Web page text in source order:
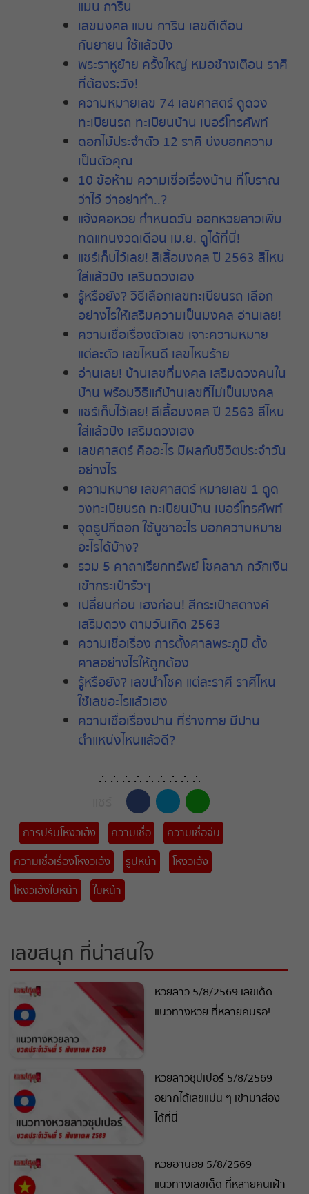
แมน การิน
เลขมงคล แมน การิน เลขดีเดือน
กันยายน ใช้แล้วปัง
พระราหูย้าย ครั้งใหญ่ หมอช้างเตือน ราศี
ที่ต้องระวัง!
ความหมายเลข 74 เลขศาสตร์ ดูดวง
ทะเบียนรถ ทะเบียนบ้าน เบอร์โทรศัพท์
ดอกไม้ประจำตัว 12 ราศี บ่งบอกความ
เป็นตัวคุณ
10 ข้อห้าม ความเชื่อเรื่องบ้าน ที่โบราณ
ว่าไว้ ว่าอย่าทำ..?
แจ้งคอหวย กำหนดวัน ออกหวยลาวเพิ่ม
ทดแทนงวดเดือน เม.ย. ดูได้ที่นี่!
แชร์เก็บไว้เลย! สีเสื้อมงคล ปี 2563 สีไหน
ใส่แล้วปัง เสริมดวงเฮง
รู้หรือยัง? วิธีเลือกเลขทะเบียนรถ เลือก
อย่างไรให้เสริมความเป็นมงคล อ่านเลย!
ความเชื่อเรื่องตัวเลข เจาะความหมาย
แต่ละตัว เลขไหนดี เลขไหนร้าย
อ่านเลย! บ้านเลขที่มงคล เสริมดวงคนใน
บ้าน พร้อมวิธีแก้บ้านเลขที่ไม่เป็นมงคล
แชร์เก็บไว้เลย! สีเสื้อมงคล ปี 2563 สีไหน
ใส่แล้วปัง เสริมดวงเฮง
เลขศาสตร์ คืออะไร มีผลกับชีวิตประจำวัน
อย่างไร
ความหมาย เลขศาสตร์ หมายเลข 1 ดูด
วงทะเบียนรถ ทะเบียนบ้าน เบอร์โทรศัพท์
จุดธูปกี่ดอกใช้บูชาอะไร บอกความหมาย
อะไรได้บ้าง?
รวม 5 คาถาเรียกทรัพย์โชคลาภ กวักเงิน
เข้ากระเป๋ารัวๆ
เปลี่ยนก่อน เฮงก่อน! สีกระเป๋าสตางค์
เสริมดวง ตามวันเกิด 2563
ความเชื่อเรื่อง การตั้งศาลพระภูมิ ตั้ง
ศาลอย่างไรให้ถูกต้อง
รู้หรือยัง? เลขนำโชค แต่ละราศี ราศีไหน
ใช้เลขอะไรแล้วเฮง
ความเชื่อเรื่องปาน ที่ร่างกาย มีปาน
ตำแหน่งไหนแล้วดี?
∴ ∴ ∴ ∴ ∴ ∴ ∴ ∴ ∴
การปรับโหงวเฮ้ง ความเชื่อ
ความเชื่อจีน
ความเชื่อเรื่องโหงวเฮ้ง
รูปหน้า
โหงวเฮ้ง
โหงวเฮ้งใบหน้า
ใบหน้า
เลขสนุก ที่น่าสนใจ
หวยลาว 5/8/2569 เลขเด็ด
แนวทางหวย ที่หลายคนรอ!
หวยลาวซุปเปอร์ 5/8/2569
อยากได้เลขแม่น ๆ เข้ามาส่อง
ได้ที่นี่
หวยฮานอย 5/8/2569
แนวทางเลขเด็ด ที่หลายคนเฝ้า